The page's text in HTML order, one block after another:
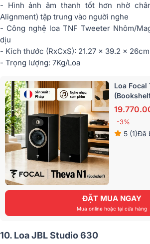
- Hình ảnh âm thanh tốt hơn nhờ
Alignment) tập trung vào người nghe
- Công nghệ loa TNF Tweeter Nhôm/
dịu
- Kích thước (RxCxS): 21.27 x 39.2 x 26cm
- Trọng lượng: 7Kg/Loa
Loa Focal
-3%
5 (1)Đã
ĐẶT MUA NGAY
Mua online hoặc tại cửa hàng
10. Loa JBL Studio 630